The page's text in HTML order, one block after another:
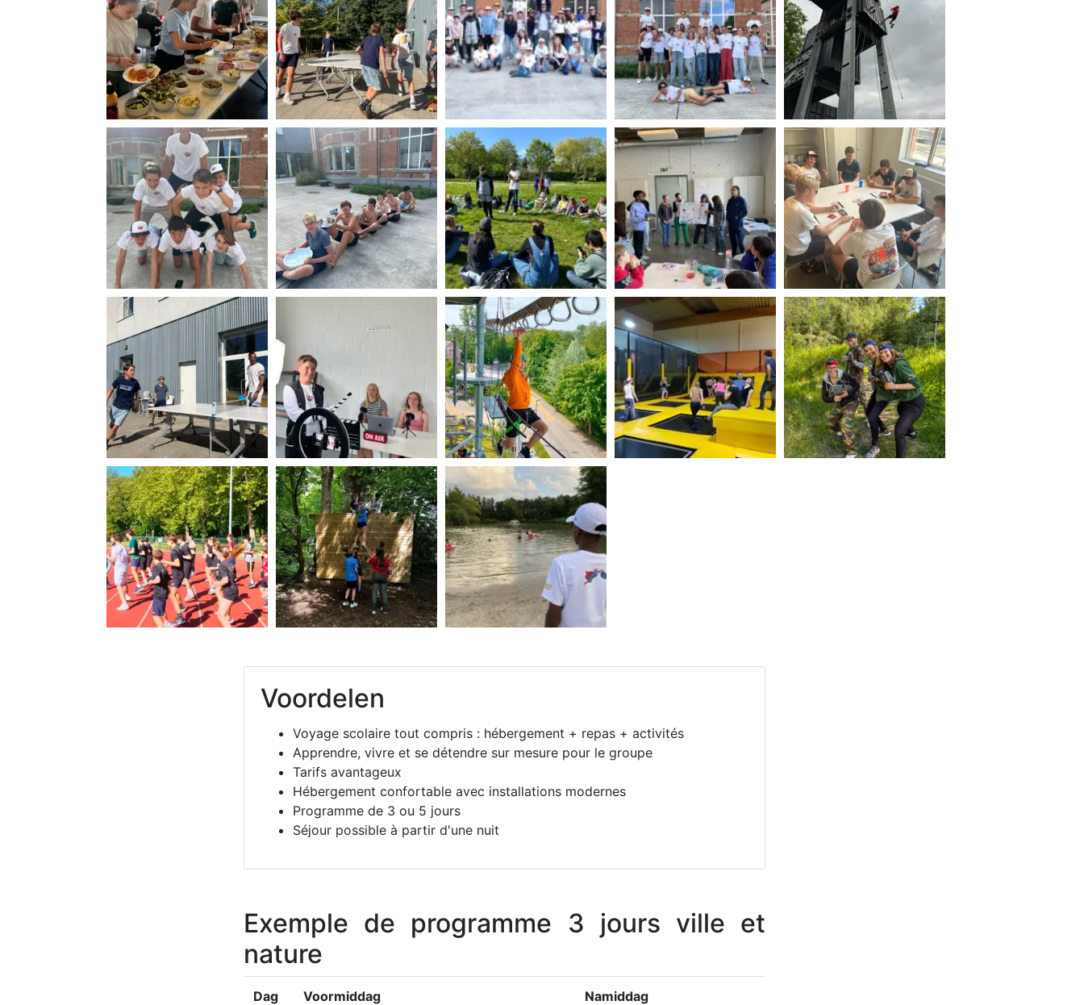
Voordelen
Voyage scolaire tout compris : hébergement + repas + activités
Apprendre, vivre et se détendre sur mesure pour le groupe
Tarifs avantageux
Hébergement confortable avec installations modernes
Programme de 3 ou 5 jours
Séjour possible à partir d'une nuit
Exemple de programme 3 jours ville et
nature
Dag Voormiddag Namiddag